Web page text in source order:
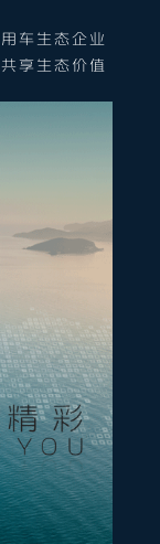
车生态企业
享生态价值